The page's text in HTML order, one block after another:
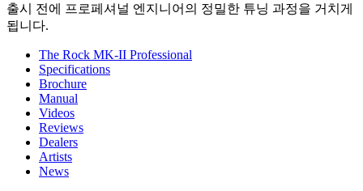
출시 전에 프로페셔널 엔지니어의 정밀한 튜닝 과정을 거치게
됩니다.
The Rock MK-II Professional
Specifications
Brochure
Manual
Videos
Reviews
Dealers
Artists
News